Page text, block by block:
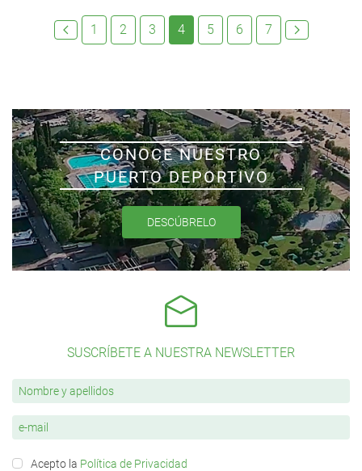
1 2 3 4 5 6 7
CONOCE NUESTRO
PUERTO DEPORTIVO
DESCÚBRELO
SUSCRÍBETE A NUESTRA NEWSLETTER
Acepto la Política de Privacidad